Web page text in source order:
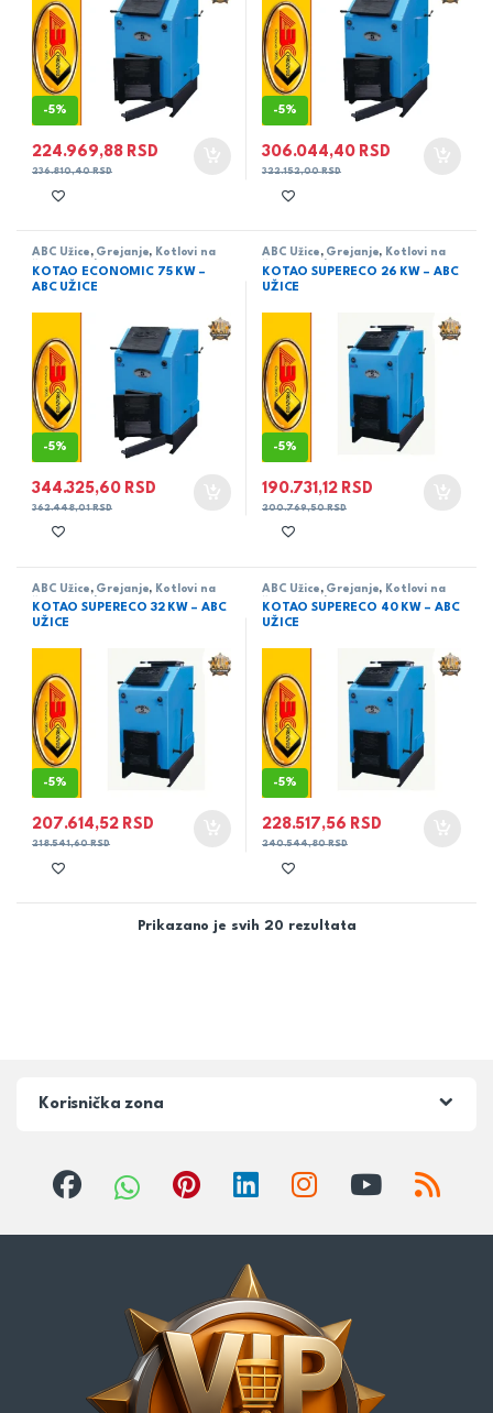
-5%
224.969,88 RSD
236.810,40RSD
-5%
306.044,40 RSD
322.152,00RSD
ABC Užice , Grejanje, Kotlovi na
čvrsto gorivo
KOTAO ECONOMIC 75 KW –
ABC UŽICE
-5%
344.325,60 RSD
362.448,01RSD
ABC Užice , Grejanje, Kotlovi na
čvrsto gorivo
KOTAO SUPERECO 26 KW – ABC
UŽICE
-5%
190.731,12 RSD
200.769,50RSD
ABC Užice , Grejanje, Kotlovi na
čvrsto gorivo
KOTAO SUPERECO 32 KW – ABC
UŽICE
-5%
207.614,52 RSD
218.541,60RSD
ABC Užice , Grejanje, Kotlovi na
čvrsto gorivo
KOTAO SUPERECO 40 KW – ABC
UŽICE
-5%
228.517,56 RSD
240.544,80RSD
Prikazano je svih 20 rezultata
Korisnička zona